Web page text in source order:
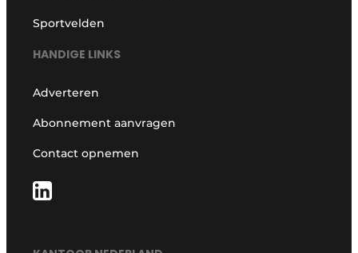
Sportvelden
HANDIGE LINKS
Adverteren
Abonnement aanvragen
Contact opnemen